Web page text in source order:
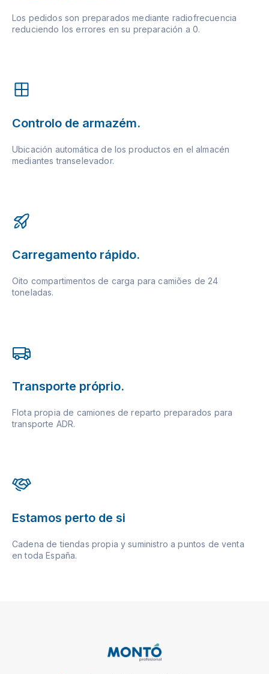
Los pedidos son preparados mediante radiofrecuencia
reduciendo los errores en su preparación a 0.
Controlo de armazém.
Ubicación automática de los productos en el almacén
mediantes transelevador.
Carregamento rápido.
Oito compartimentos de carga para camiões de 24
toneladas.
Transporte próprio.
Flota propia de camiones de reparto preparados para
transporte ADR.
Estamos perto de si
Cadena de tiendas propia y suministro a puntos de venta
en toda España.